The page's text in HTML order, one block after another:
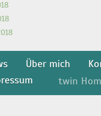
Über mich
twin